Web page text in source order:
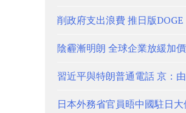
削政府支出浪費 推日版DOGE
陰霾漸明朗 全球企業放緩加價
習近平與特朗普通電話 京：
日本外務省官員晤中國駐日